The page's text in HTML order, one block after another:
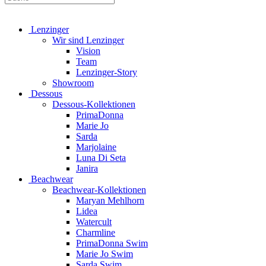
Lenzinger
Wir sind Lenzinger
Vision
Team
Lenzinger-Story
Showroom
Dessous
Dessous-Kollektionen
PrimaDonna
Marie Jo
Sarda
Marjolaine
Luna Di Seta
Janira
Beachwear
Beachwear-Kollektionen
Maryan Mehlhorn
Lidea
Watercult
Charmline
PrimaDonna Swim
Marie Jo Swim